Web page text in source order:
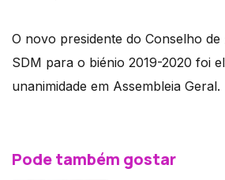
O novo presidente do Conselho de
SDM para o biénio 2019-2020 foi
unanimidade em Assembleia Geral.
Pode também gostar